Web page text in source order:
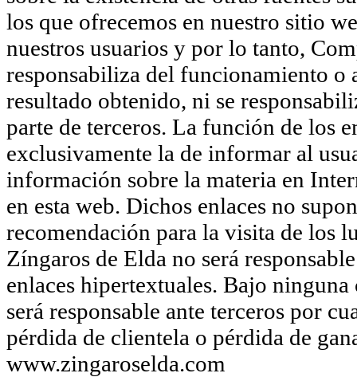
los que ofrecemos en nuestro sitio
nuestros usuarios y por lo tanto,
responsabiliza del funcionamiento o
resultado obtenido, ni se
parte de terceros. La función de los
exclusivamente la de informar al
información sobre la materia en
en esta web. Dichos enlaces no
recomendación para la visita de los
Zíngaros de Elda no será
enlaces hipertextuales. Bajo
será responsable ante terceros por
pérdida de clientela o pérdida de
www.zingaroselda.com